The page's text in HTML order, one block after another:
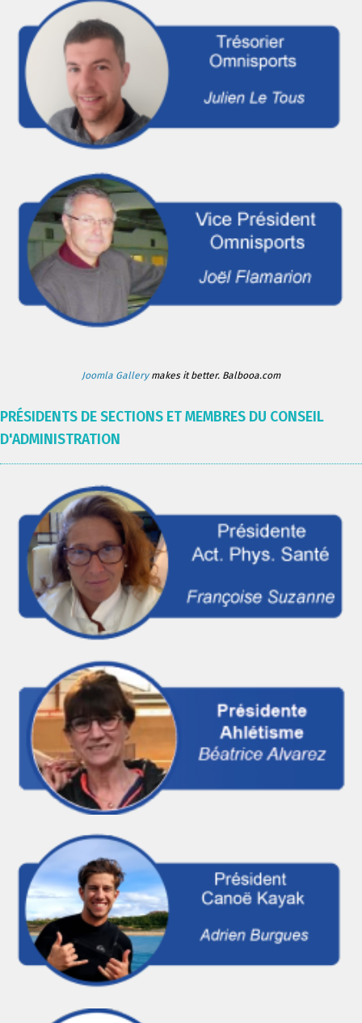
Joomla Gallerymakes it better. Balbooa.com
PRÉSIDENTS DE SECTIONS ET MEMBRES DU CONSEIL
D'ADMINISTRATION